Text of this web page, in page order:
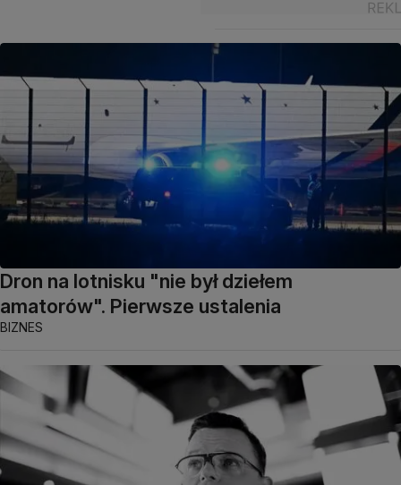
Dron na lotnisku "nie był dziełem
amatorów". Pierwsze ustalenia
BIZNES